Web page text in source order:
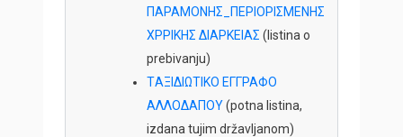
ΠΑΡΑΜΟΝΗΣ_ΠΕΡΙΟΡΙΣΜΕΝΗΣ
ΧΡΡΙΚΗΣ ΔΙΑΡΚΕΙΑΣ (listina o
prebivanju)
TΑΞΙΔΙΩΤΙΚΟ ΕΓΓΡΑΦΟ
ΑΛΛΟΔΑΠΟΥ(potna listina,
izdana tujim državljanom)